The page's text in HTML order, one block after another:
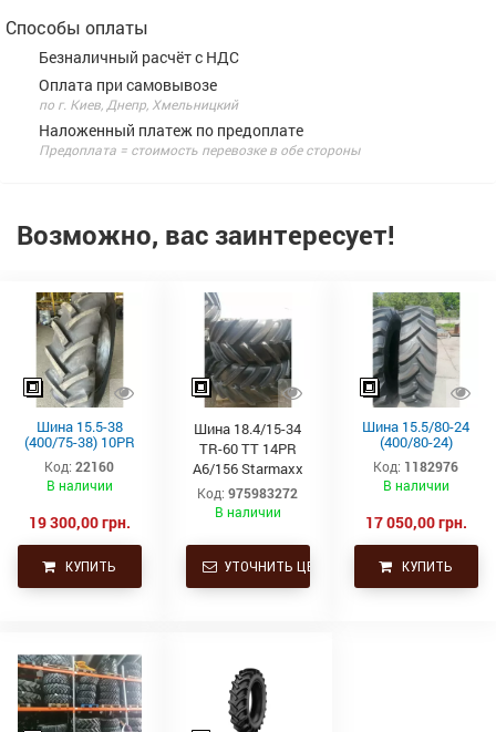
Способы оплаты
Безналичный расчёт с НДС
Оплата при самовывозе
по г. Киев, Днепр, Хмельницкий
Наложенный платеж по предоплате
Предоплата = стоимость перевозке в обе стороны
Возможно, вас заинтересует!
Шина 15.5-38
(400/75-38) 10PR
TA-60 TT 138A6
PETLAS (Петлас)
Код: 22160
В наличии
19 300,00 грн.
КУПИТЬ
Шина 18.4/15-34
TR-60 TT 14PR
A6/156 Starmaxx
Код: 975983272
В наличии
УТОЧНИТЬ ЦЕНУ
Шина 15.5/80-24
(400/80-24)
Starmaxx TR-
60(16PR,163A8,TL)
Ёлка
Код: 1182976
В наличии
17 050,00 грн.
КУПИТЬ